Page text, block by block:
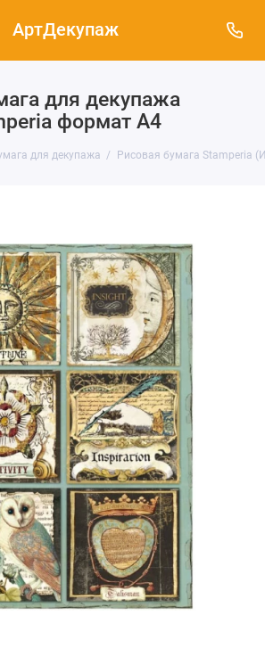
АртДекупаж
для декупажа
формат А4
для декупажа Рисовая бумага Stamperia